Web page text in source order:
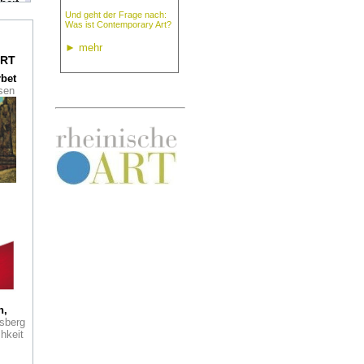
Und geht der Frage nach:
Was ist Contemporary Art?
► mehr